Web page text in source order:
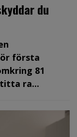
du
första
81
ra...